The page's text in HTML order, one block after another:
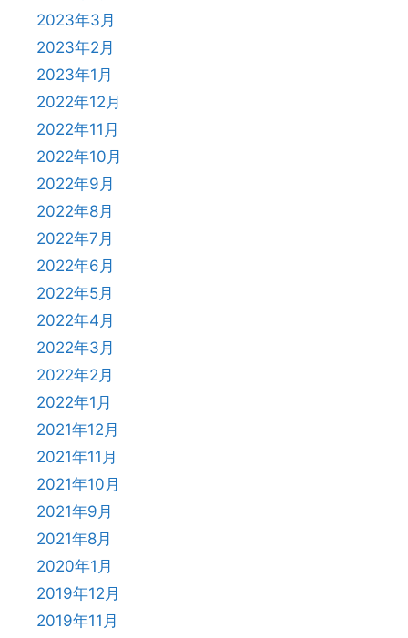
2023年3月
2023年2月
2023年1月
2022年12月
2022年11月
2022年10月
2022年9月
2022年8月
2022年7月
2022年6月
2022年5月
2022年4月
2022年3月
2022年2月
2022年1月
2021年12月
2021年11月
2021年10月
2021年9月
2021年8月
2020年1月
2019年12月
2019年11月